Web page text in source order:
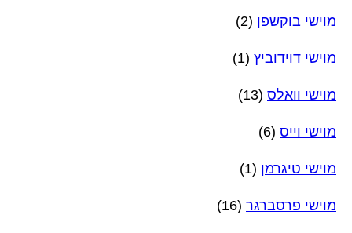
מוישי בוקשפן (2)
מוישי דוידוביץ (1)
מוישי וואלס (13)
מוישי וייס (6)
מוישי טיגרמן (1)
מוישי פרסברגר (16)